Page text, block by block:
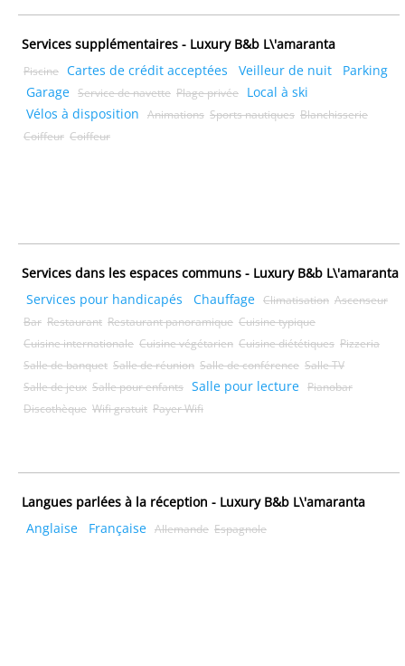
Services supplémentaires - Luxury B&b L\'amaranta
Piscine Cartes de crédit acceptées Veilleur de nuit
Parking
Garage Service de navette Plage privée
Local à ski
Vélos à disposition
Animations Sports nautiques Blanchisserie
Coiffeur Coiffeur
Services dans les espaces communs - Luxury B&b L\'amaranta
Services pour handicapés
Chauffage Climatisation Ascenseur
Bar Restaurant Restaurant panoramique Cuisine typique
Cuisine internationale Cuisine végétarien Cuisine diététiques Pizzeria
Salle de banquet Salle de réunion Salle de conférence Salle TV
Salle de jeux Salle pour enfants Salle pour lecture Pianobar
Discothèque Wifi gratuit Payer Wifi
Langues parlées à la réception - Luxury B&b L\'amaranta
Anglaise
Française Allemande Espagnole